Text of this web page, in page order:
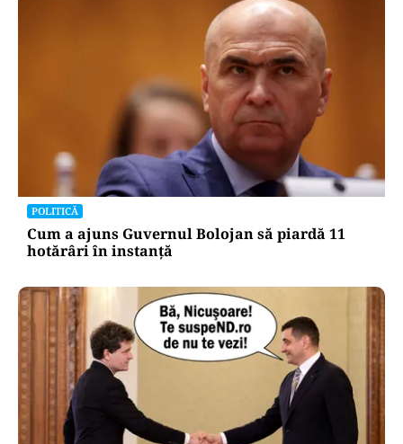
POLITICĂ
Cum a ajuns Guvernul Bolojan să piardă 11
hotărâri în instanță